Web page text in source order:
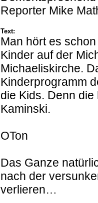
Reporter Mike
Text:
Man hört es
Kinder auf der
Michaeliskirche.
Kinderprogramm
die Kids. Denn
Kaminski.
OTon
Das Ganze
nach der
verlieren…